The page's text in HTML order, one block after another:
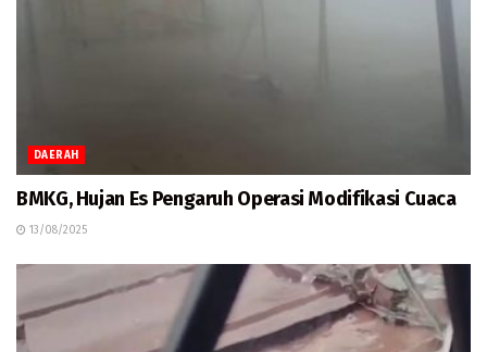
DAERAH
BMKG, Hujan Es Pengaruh Operasi Modifikasi Cuaca
13/08/2025